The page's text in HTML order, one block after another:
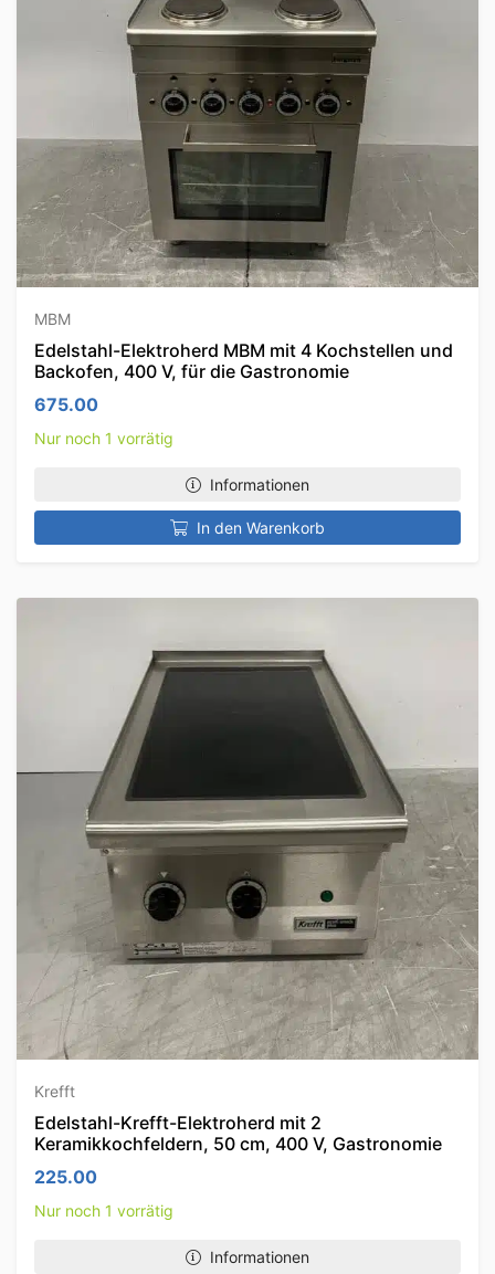
MBM
Edelstahl-Elektroherd MBM mit 4 Kochstellen und
Backofen, 400 V, für die Gastronomie
675.00
Nur noch 1 vorrätig
Informationen
In den Warenkorb
Krefft
Edelstahl-Krefft-Elektroherd mit 2
Keramikkochfeldern, 50 cm, 400 V, Gastronomie
225.00
Nur noch 1 vorrätig
Informationen